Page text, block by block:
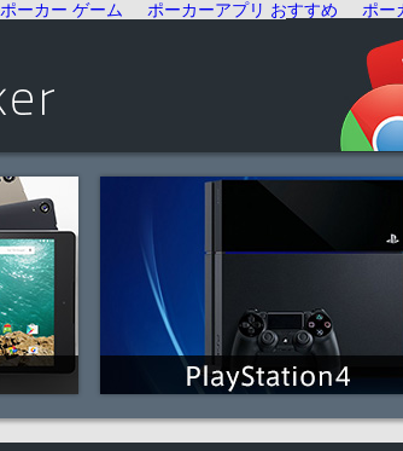
ポーカー ゲーム ポーカーアプリ おすすめ ポー